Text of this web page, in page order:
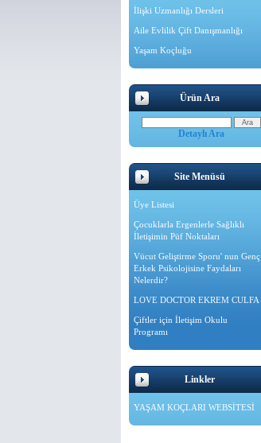
İlişki Uzmanlığı Dersleri
Aile Evlilik Çift Danışmanlığı
Yaşam Koçluğu
Ürün Ara
Detaylı Ara
Site Menüsü
Üye Listesi
Çocuklarla Ergenlerle Sağlıklı
İletişimin Püf Noktaları
Vücut Geliştirme Sporu' nun Genç
Erkek Psikolojisine Faydaları
Nelerdir?
LOVE DOCTOR EKREM CULFA
Çiftler için İletişim Okulu
Programı
Linkler
YAŞAM KOÇLARI WEBSİTESİ